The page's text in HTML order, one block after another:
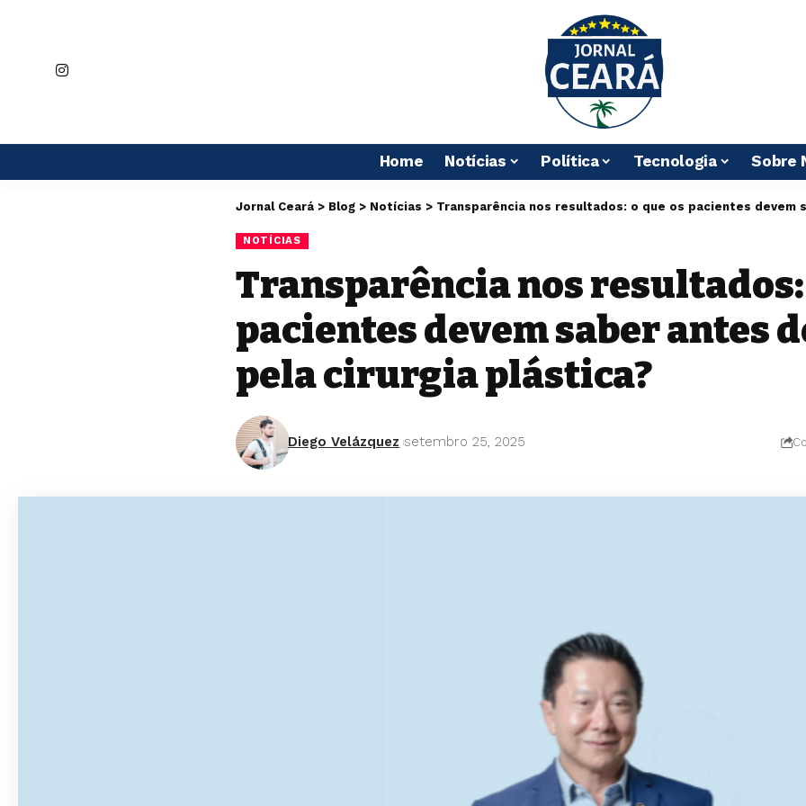
Home Notícias Política Tecnologia Sobre
Jornal Ceará > Blog > Notícias > Transparência nos resultados: o que os pacientes devem saber antes
NOTÍCIAS
Transparência nos resultados:
pacientes devem saber antes
pela cirurgia plástica?
Diego Velázquez setembro 25, 2025